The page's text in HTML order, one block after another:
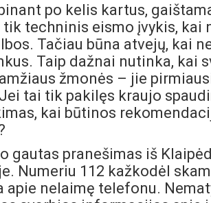
po kelis kartus,
techninis eismo įvykis, kai
Tačiau būna atvejų, kai
Taip dažnai nutinka, kai
žmonės – jie
tai tik pakilęs kraujo
kai būtinos
gautas pranešimas iš
Numeriu 112 kažkodėl
apie nelaimę telefonu.